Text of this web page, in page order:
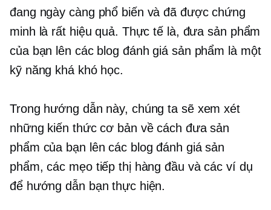
đang ngày càng phổ biến và đã được chứng
minh là rất hiệu quả. Thực tế là, đưa sản phẩm
của bạn lên các blog đánh giá sản phẩm là một
kỹ năng khá khó học.
Trong hướng dẫn này, chúng ta sẽ xem xét
những kiến ​​thức cơ bản về cách đưa sản
phẩm của bạn lên các blog đánh giá sản
phẩm, các mẹo tiếp thị hàng đầu và các ví dụ
để hướng dẫn bạn thực hiện.